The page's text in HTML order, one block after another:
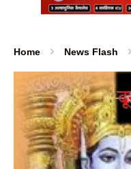
Home News Flash